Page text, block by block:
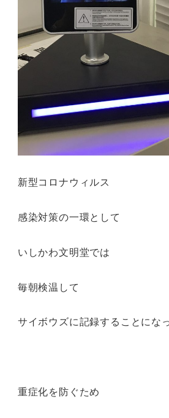
新型コロナウィルス
感染対策の一環として
いしかわ文明堂では
毎朝検温して
サイボウズに記録することにな
重症化を防ぐため